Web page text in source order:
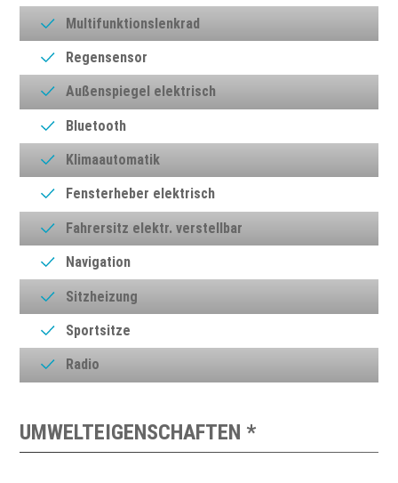
Multifunktionslenkrad
Regensensor
Außenspiegel elektrisch
Bluetooth
Klimaautomatik
Fensterheber elektrisch
Fahrersitz elektr. verstellbar
Navigation
Sitzheizung
Sportsitze
Radio
UMWELTEIGENSCHAFTEN *